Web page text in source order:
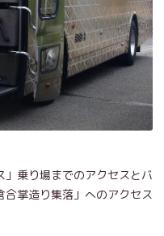
乗り場までのアクセスとバ
掌造り集落」へのアクセス